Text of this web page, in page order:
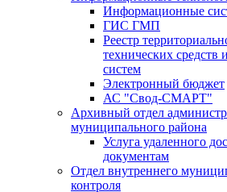
Информационные
ГИС ГМП
Реестр
технических
систем
Электронный бюджет
АС "Свод-СМАРТ"
Архивный отдел
муниципального района
Услуга удаленного
документам
Отдел внутреннего
контроля